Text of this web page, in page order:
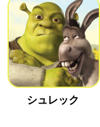
シュレック